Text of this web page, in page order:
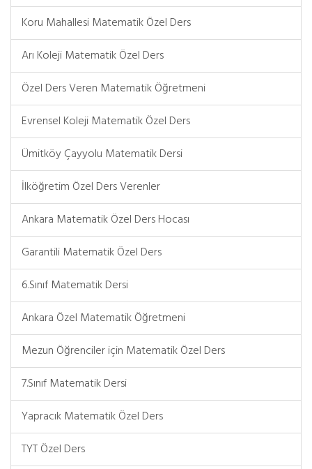
Koru Mahallesi Matematik Özel Ders
Arı Koleji Matematik Özel Ders
Özel Ders Veren Matematik Öğretmeni
Evrensel Koleji Matematik Özel Ders
Ümitköy Çayyolu Matematik Dersi
İlköğretim Özel Ders Verenler
Ankara Matematik Özel Ders Hocası
Garantili Matematik Özel Ders
6.Sınıf Matematik Dersi
Ankara Özel Matematik Öğretmeni
Mezun Öğrenciler için Matematik Özel Ders
7.Sınıf Matematik Dersi
Yapracık Matematik Özel Ders
TYT Özel Ders